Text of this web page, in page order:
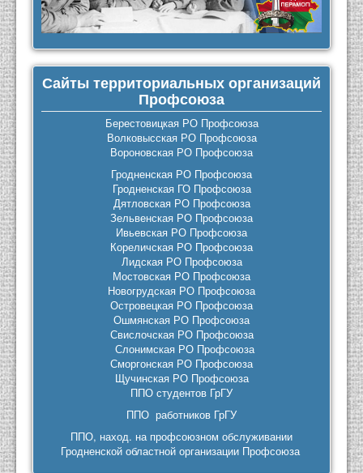
Сайты территориальных организаций
Профсоюза
Берестовицкая РО Профсоюза
Волковысская РО Профсоюза
Вороновская РО Профсоюза
Гродненская РО Профсоюза
Гродненская ГО Профсоюза
Дятловская РО Профсоюза
Зельвенская РО Профсоюза
Ивьевская РО Профсоюза
Кореличская РО Профсоюза
Лидская РО Профсоюза
Мостовская РО Профсоюза
Новогрудская РО Профсоюза
Островецкая РО Профсоюза
Ошмянская РО Профсоюза
Свислочская РО Профсоюза
Слонимская РО Профсоюза
Сморгонская РО Профсоюза
Щучинская РО Профсоюза
ППО студентов ГрГУ
ППО работников ГрГУ
ППО, наход. на профсоюзном обслуживании
Гродненской областной организации Профсоюза